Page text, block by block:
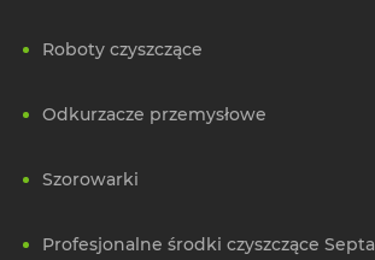
Roboty czyszczące
Odkurzacze przemysłowe
Szorowarki
Profesjonalne środki czyszczące Septa